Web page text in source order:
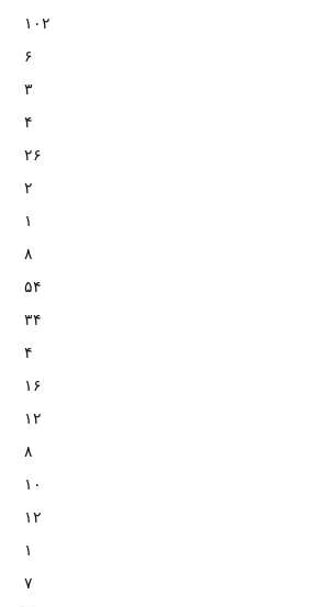
۱۰۲
۶
۳
۴
۲۶
۲
۱
۸
۵۴
۳۴
۴
۱۶
۱۲
۸
۱۰
۱۲
۱
۷